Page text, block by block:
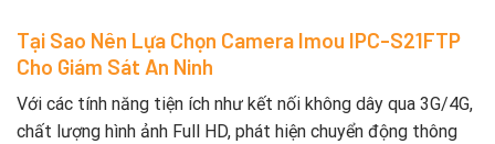
Tại Sao Nên Lựa Chọn Camera Imou IPC-S21FTP
Cho Giám Sát An Ninh
Với các tính năng tiện ích như kết nối không dây qua 3G/4G,
chất lượng hình ảnh Full HD, phát hiện chuyển động thông